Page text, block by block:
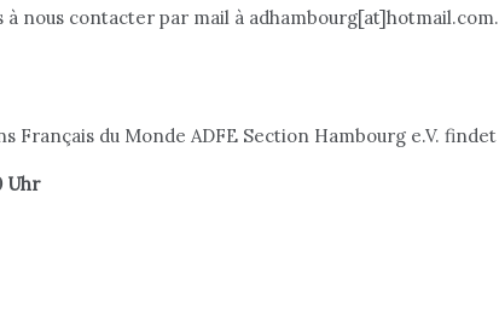
à nous contacter par mail à adhambourg[at]hotmail.com.
Français du Monde ADFE Section Hambourg e.V. findet
Uhr